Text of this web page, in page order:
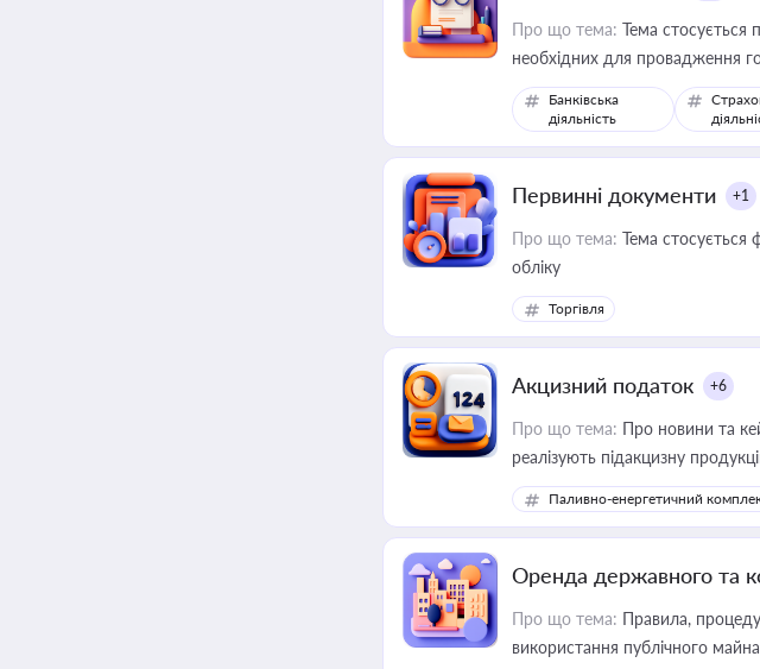
Про що тема: Тема стосується
необхідних для провадження
Банківська
діяльність
Первинні документи +1
Про що тема: Тема стосується
обліку
Торгівля
Акцизний податок +6
Про що тема: Про новини та
реалізують підакцизну
Паливно-енергетичний
Оренда державного та
Про що тема: Правила,
використання публічного майна